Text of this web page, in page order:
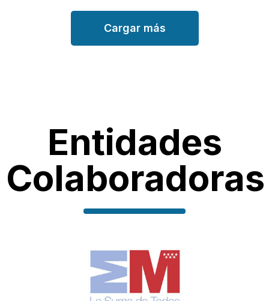
Cargar más
Entidades
Colaboradoras